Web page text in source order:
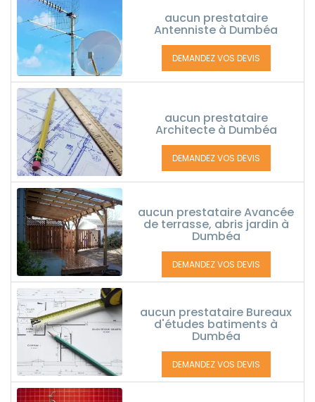
aucun prestataire
Antenniste à Dumbéa
DEMANDEZ VOS DEVIS
aucun prestataire
Architecte à Dumbéa
DEMANDEZ VOS DEVIS
aucun prestataire Avancée
de terrasse, abris jardin à
Dumbéa
DEMANDEZ VOS DEVIS
aucun prestataire Bureaux
d'études batiments à
Dumbéa
DEMANDEZ VOS DEVIS